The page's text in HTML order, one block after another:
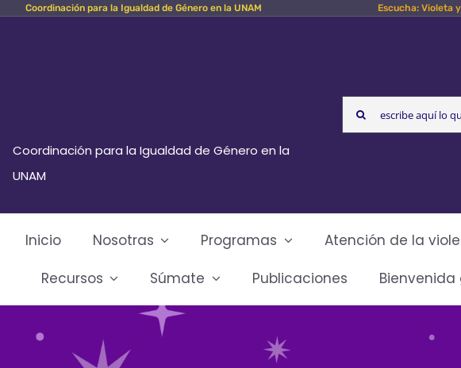
Skip Coordinación para la Igualdad de Género en la UNAM Escucha: Violeta
Coordinación para la Igualdad de Género en la
UNAM
Search
for:
Inicio Nosotras Programas Atención de la
Recursos
Súmate Publicaciones Bienvenida